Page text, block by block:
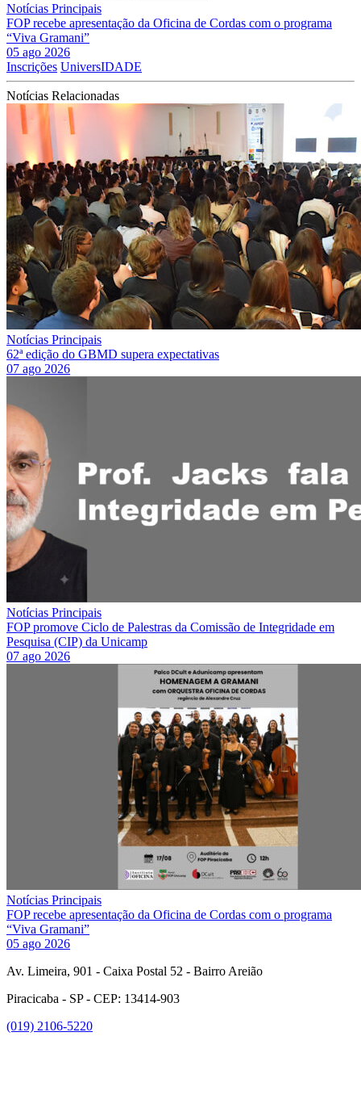
Notícias Principais
FOP recebe apresentação da Oficina de Cordas com o programa
“Viva Gramani”
05 ago 2026
Inscrições UniversIDADE
Notícias Relacionadas
Notícias Principais
62ª edição do GBMD supera expectativas
07 ago 2026
Notícias Principais
FOP promove Ciclo de Palestras da Comissão de Integridade em
Pesquisa (CIP) da Unicamp
07 ago 2026
Notícias Principais
FOP recebe apresentação da Oficina de Cordas com o programa
“Viva Gramani”
05 ago 2026
Av. Limeira, 901 - Caixa Postal 52 - Bairro Areião
Piracicaba - SP - CEP: 13414-903
(019) 2106-5220